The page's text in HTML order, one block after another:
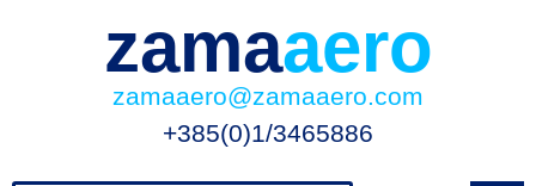
zamaaero
zamaaero@zamaaero.com
+385(0)1/3465886